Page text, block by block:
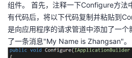
组件。 首先，注释一下Configure方法
有代码后，将以下代码复制并粘贴到
是向应用程序的请求管道中添加了一
了一条消息"My Name is Zhangsan"。